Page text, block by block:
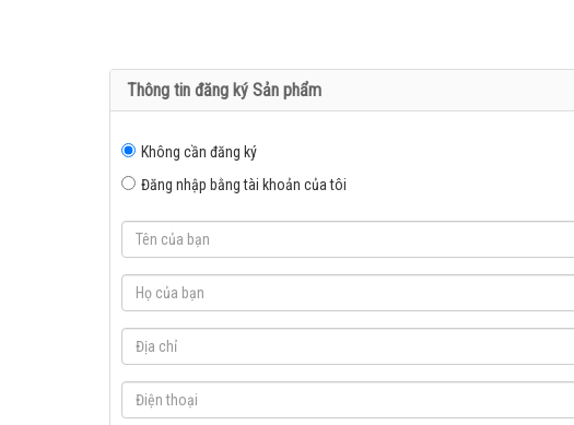
Thông tin đăng ký Sản phẩm
Không cần đăng ký
Đăng nhập bằng tài khoản của tôi